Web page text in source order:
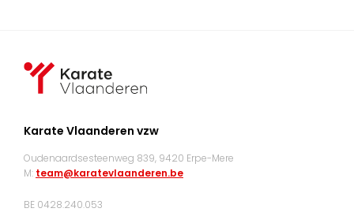
Karate Vlaanderen vzw
Oudenaardsesteenweg 839, 9420 Erpe-Mere
M: team@karatevlaanderen.be
BE 0428.240.053